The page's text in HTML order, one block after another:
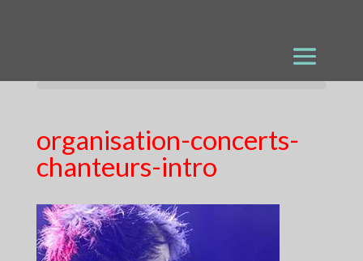
organisation-concerts-
chanteurs-intro